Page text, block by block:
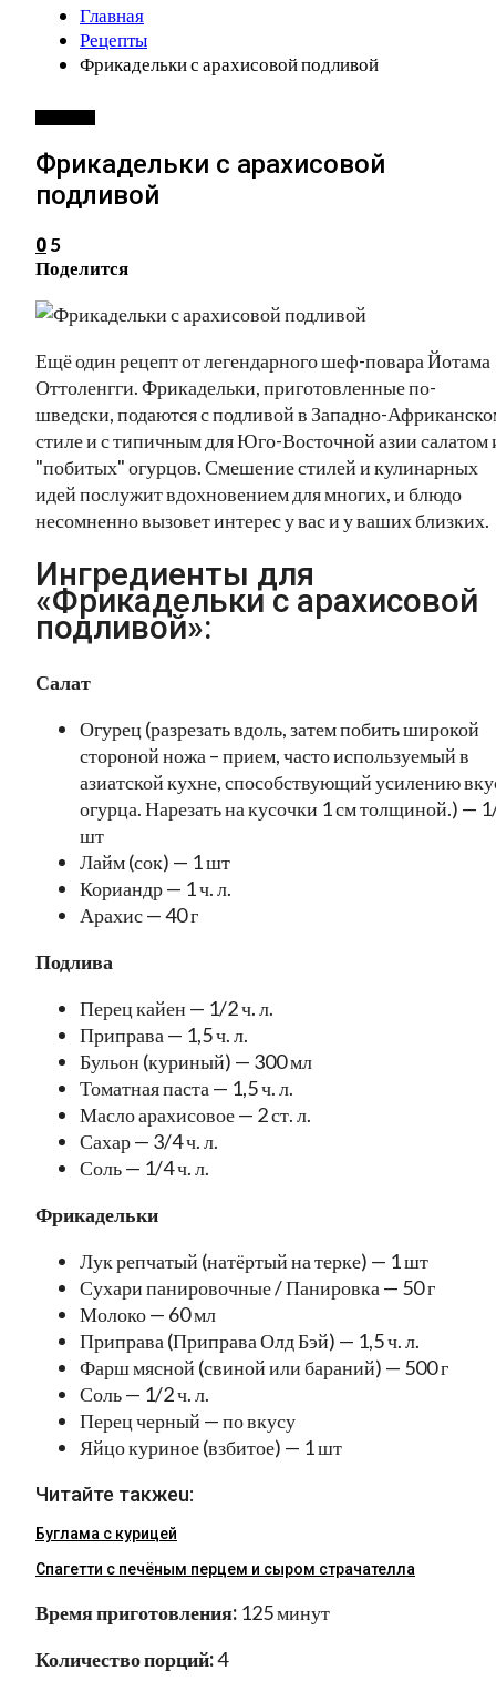
Главная
Рецепты
Фрикадельки с арахисовой подливой
Фрикадельки с арахисовой
подливой
0 5
Поделится
Ещё один рецепт от легендарного шеф-повара Йотама
Оттоленгги. Фрикадельки, приготовленные по-
шведски, подаются с подливой в Западно-
стиле и с типичным для Юго-Восточной азии салатом
"побитых" огурцов. Смешение стилей и кулинарных
идей послужит вдохновением для многих, и блюдо
несомненно вызовет интерес у вас и у ваших близких.
Ингредиенты для
«Фрикадельки с арахисовой
подливой»:
Салат
Огурец (разрезать вдоль, затем побить широкой
стороной ножа – прием, часто используемый в
азиатской кухне, способствующий усилению
огурца. Нарезать на кусочки 1 см толщиной.) —
шт
Лайм (сок) — 1 шт
Кориандр — 1 ч. л.
Арахис — 40 г
Подлива
Перец кайен — 1/2 ч. л.
Приправа — 1,5 ч. л.
Бульон (куриный) — 300 мл
Томатная паста — 1,5 ч. л.
Масло арахисовое — 2 ст. л.
Сахар — 3/4 ч. л.
Соль — 1/4 ч. л.
Фрикадельки
Лук репчатый (натёртый на терке) — 1 шт
Сухари панировочные / Панировка — 50 г
Молоко — 60 мл
Приправа (Приправа Олд Бэй) — 1,5 ч. л.
Фарш мясной (свиной или бараний) — 500 г
Соль — 1/2 ч. л.
Перец черный — по вкусу
Яйцо куриное (взбитое) — 1 шт
Читайте такжеu:
Буглама с курицей
Спагетти с печёным перцем и сыром страчателла
Время приготовления: 125 минут
Количество порций:4